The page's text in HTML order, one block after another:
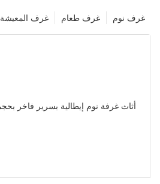
غرف نوم غرف طعام غرف المعيشة